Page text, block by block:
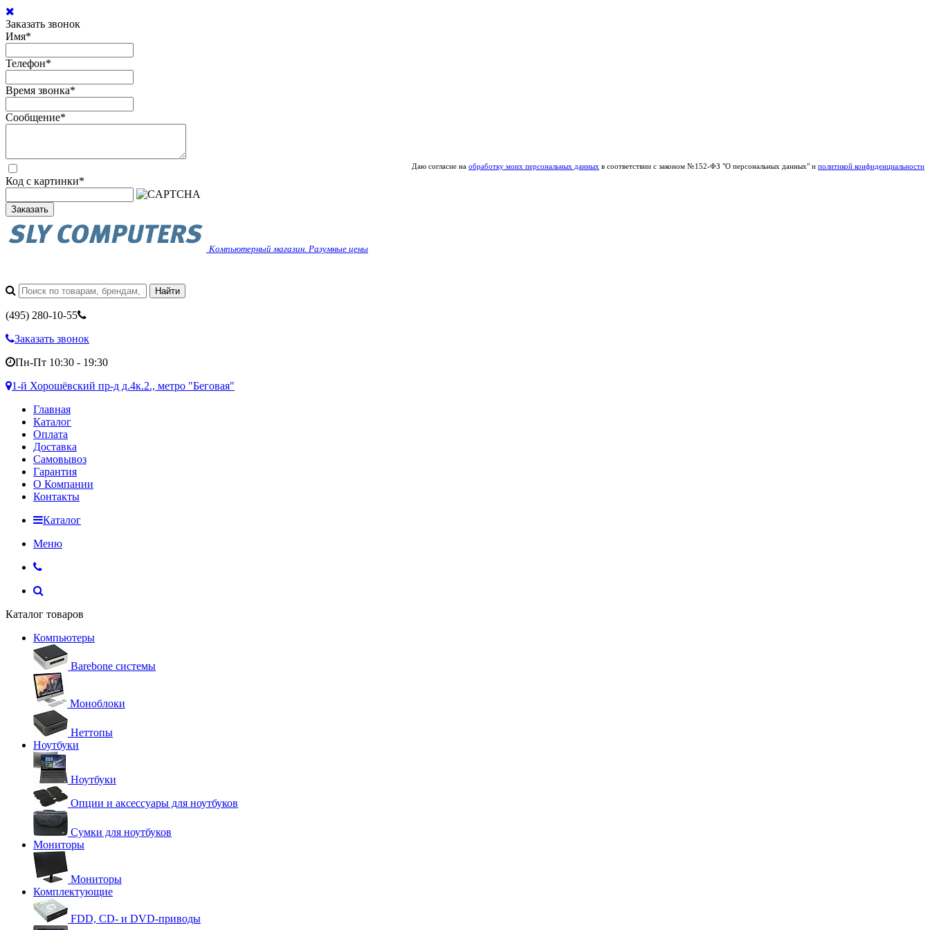
Заказать звонок
Имя*
Телефон*
Время звонка*
Сообщение*
Даю согласие на обработку моих персональных данных в соответствии с законом №152-ФЗ "О персональных данных" и политикой конфиденциальности
Код с картинки*
Заказать
Компьютерный магазин. Разумные цены
(495) 280-10-55
Заказать звонок
Пн-Пт 10:30 - 19:30
1-й Хорошёвский пр-д д.4к.2., метро "Беговая"
Главная
Каталог
Оплата
Доставка
Самовывоз
Гарантия
О Компании
Контакты
Каталог
Меню
Каталог товаров
Компьютеры
Barebone системы
Моноблоки
Неттопы
Ноутбуки
Ноутбуки
Опции и аксессуары для ноутбуков
Сумки для ноутбуков
Мониторы
Мониторы
Комплектующие
FDD, CD- и DVD-приводы